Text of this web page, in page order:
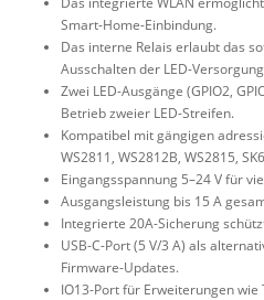
Smart-Home-Einbindung.
Das interne Relais erlaubt das
Ausschalten der LED-
Zwei LED-Ausgänge (GPIO2,
Betrieb zweier LED-Streifen.
Kompatibel mit gängigen
WS2811, WS2812B, WS2815,
Eingangsspannung 5–24 V für
Ausgangsleistung bis 15 A
Integrierte 20A-Sicherung
USB-C-Port (5 V/3 A) als
Firmware-Updates.
IO13-Port für Erweiterungen